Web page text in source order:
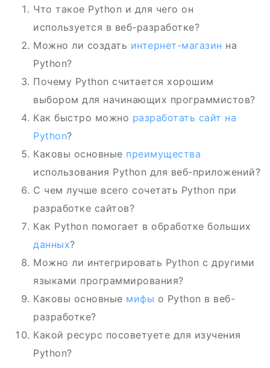
Что такое Python и для чего он
используется в веб-разработке?
Можно ли создать интернет-магазин на
Python?
Почему Python считается хорошим
выбором для начинающих программистов?
Как быстро можно разработать сайт на
Python?
Каковы основные преимущества
использования Python для веб-приложений?
С чем лучше всего сочетать Python при
разработке сайтов?
Как Python помогает в обработке больших
данных?
Можно ли интегрировать Python с другими
языками программирования?
Каковы основные мифы о Python в веб-
разработке?
Какой ресурс посоветуете для изучения
Python?